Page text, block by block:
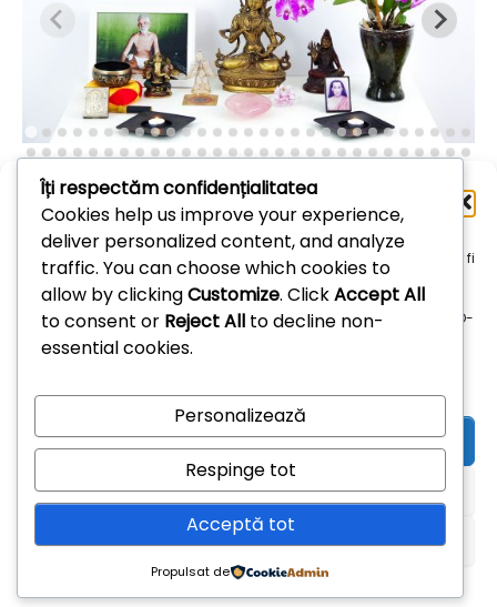
Administrează
consimțământul
Pentru a oferi cea mai bună experiență, folosim tehnologii, cum ar fi
cookie-uri, pentru a stoca și/sau accesa informațiile despre
dispozitive. Consimțământul pentru aceste tehnologii ne permite
să procesăm date, cum ar fi comportamentul de navigare sau ID-
uri unice pe acest site. Dacă nu îți dai consimțământul sau îți
retragi consimțământul dat poate avea afecte negative asupra
Acceptă
Refuză
Vezi preferințele
Arhive
Arhive
Îți respectăm confidențialitatea
Cookies help us improve your experience,
deliver personalized content, and analyze
traffic. You can choose which cookies to
allow by clickingCustomize. ClickAccept All
to consent or Reject All to decline non-
essential cookies.
Personalizează
Respinge tot
Acceptă tot
Propulsat de